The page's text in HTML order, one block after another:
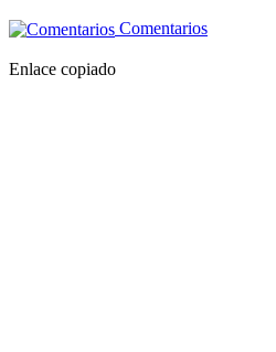
Comentarios
Enlace copiado